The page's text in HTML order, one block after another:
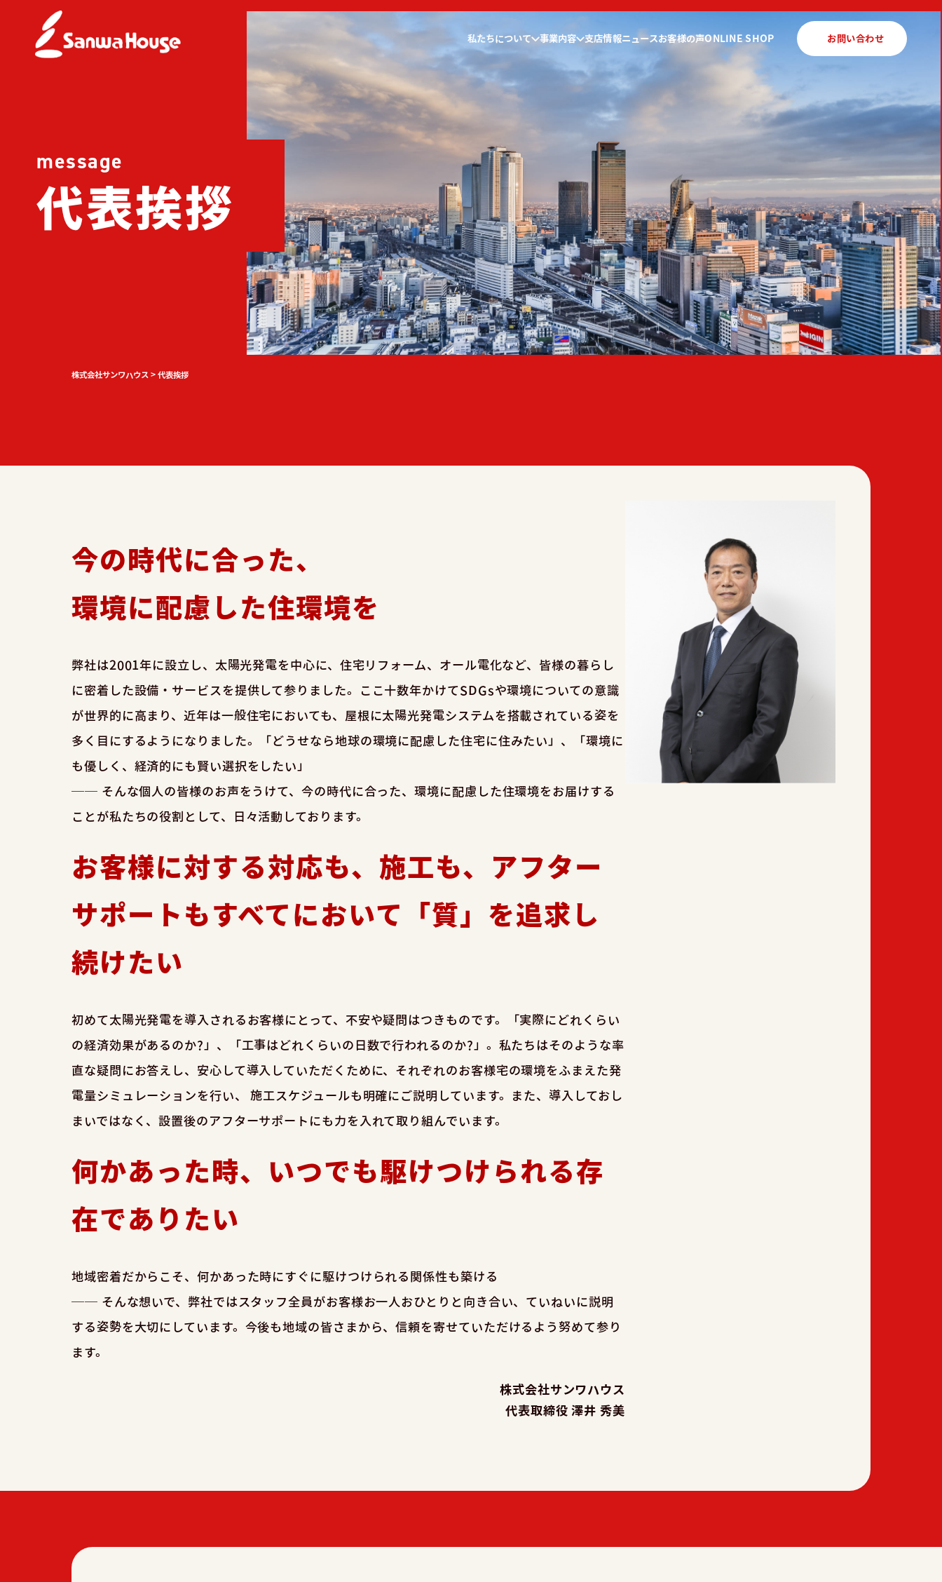
私たちについて 事業内容 支店情報ニュース お客様の声ONLINE SHOP お問い合わせ
message
代表挨拶
株式会社サンワハウス > 代表挨拶
今の時代に合った、
環境に配慮した住環境を
弊社は2001年に設立し、太陽光発電を中心に、住宅リフォーム、オール電化など、皆様の暮らし
に密着した設備・サービスを提供して参りました。ここ十数年かけてSDGsや環境についての意識
が世界的に高まり、近年は一般住宅においても、屋根に太陽光発電システムを搭載されている姿を
多く目にするようになりました。「どうせなら地球の環境に配慮した住宅に住みたい」、「環境に
も優しく、経済的にも賢い選択をしたい」
── そんな個人の皆様のお声をうけて、今の時代に合った、環境に配慮した住環境をお届けする
ことが私たちの役割として、日々活動しております。
お客様に対する対応も、施工も、アフター
サポートもすべてにおいて「質」を追求し
続けたい
初めて太陽光発電を導入されるお客様にとって、不安や疑問はつきものです。「実際にどれくらい
の経済効果があるのか?」、「工事はどれくらいの日数で行われるのか?」。私たちはそのような率
直な疑問にお答えし、安心して導入していただくために、それぞれのお客様宅の環境をふまえた発
電量シミュレーションを行い、 施工スケジュールも明確にご説明しています。また、導入しておし
まいではなく、設置後のアフターサポートにも力を入れて取り組んでいます。
何かあった時、いつでも駆けつけられる存
在でありたい
地域密着だからこそ、何かあった時にすぐに駆けつけられる関係性も築ける
── そんな想いで、弊社ではスタッフ全員がお客様お一人おひとりと向き合い、ていねいに説明
する姿勢を大切にしています。今後も地域の皆さまから、信頼を寄せていただけるよう努めて参り
ます。
株式会社サンワハウス
代表取締役 澤井 秀美